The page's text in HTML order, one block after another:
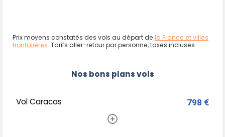
Prix moyens constatés des vols au départ de la France et villes
frontalières. Tarifs aller-retour par personne, taxes incluses.
Nos bons plans vols
Vol Caracas 798 €